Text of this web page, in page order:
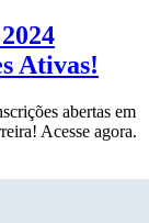
Ativas!
abertas em
Acesse agora.